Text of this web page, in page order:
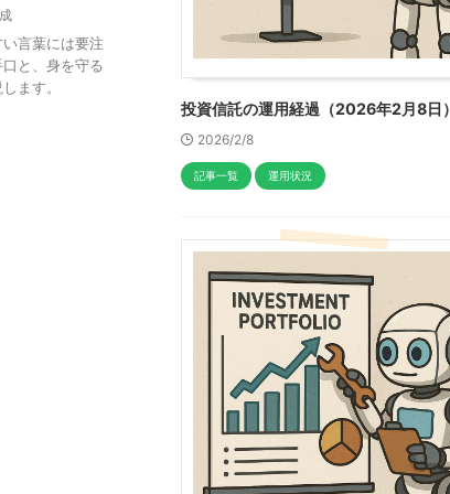
言葉には要注
と、身を守る
ます。
投資信託の運用経過（2026年2月8日）
2026/2/8
記事一覧 運用状況